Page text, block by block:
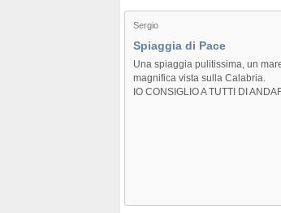
Sergio
Spiaggia di Pace
Una spiaggia pulitissima, un
magnifica vista sulla Calabria.
IO CONSIGLIO A TUTTI DI